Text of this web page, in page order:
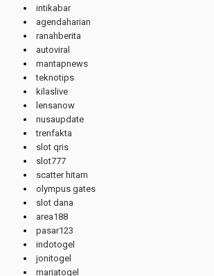
intikabar
agendaharian
ranahberita
autoviral
mantapnews
teknotips
kilaslive
lensanow
nusaupdate
trenfakta
slot qris
slot777
scatter hitam
olympus gates
slot dana
area188
pasar123
indotogel
jonitogel
mariatogel